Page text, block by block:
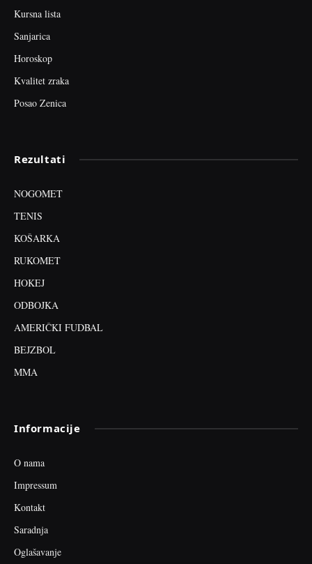
Kursna lista
Sanjarica
Horoskop
Kvalitet zraka
Posao Zenica
Rezultati
NOGOMET
TENIS
KOŠARKA
RUKOMET
HOKEJ
ODBOJKA
AMERIČKI FUDBAL
BEJZBOL
MMA
Informacije
O nama
Impressum
Kontakt
Saradnja
Oglašavanje